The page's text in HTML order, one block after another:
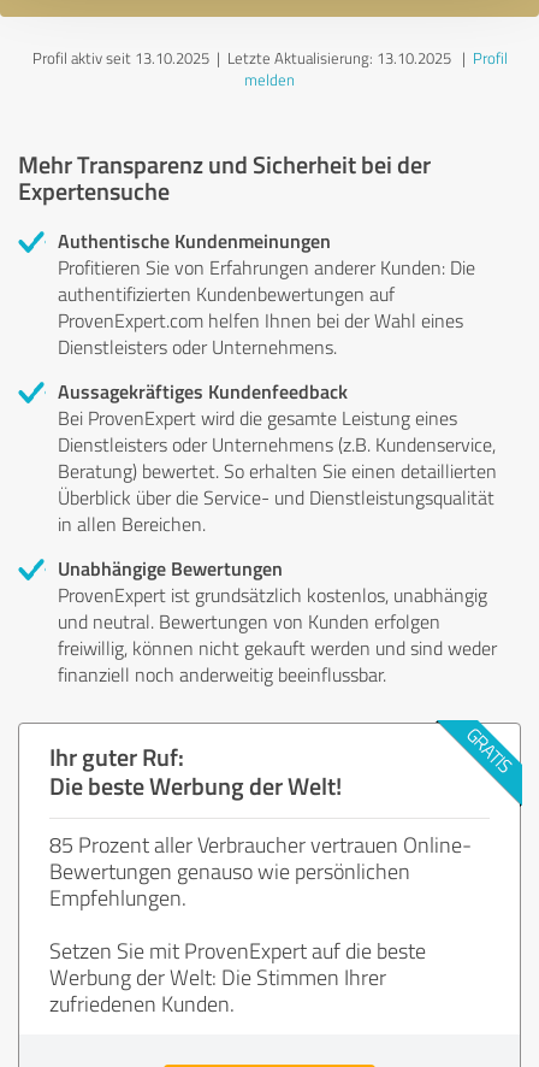
Profil aktiv seit 13.10.2025 | Letzte Aktualisierung: 13.10.2025| Profil
melden
Mehr Transparenz und Sicherheit bei der
Expertensuche
Authentische Kundenmeinungen
Profitieren Sie von Erfahrungen anderer Kunden: Die
authentifizierten Kundenbewertungen auf
ProvenExpert.com helfen Ihnen bei der Wahl eines
Dienstleisters oder Unternehmens.
Aussagekräftiges Kundenfeedback
Bei ProvenExpert wird die gesamte Leistung eines
Dienstleisters oder Unternehmens (z.B. Kundenservice,
Beratung) bewertet. So erhalten Sie einen detaillierten
Überblick über die Service- und Dienstleistungsqualität
in allen Bereichen.
Unabhängige Bewertungen
ProvenExpert ist grundsätzlich kostenlos, unabhängig
und neutral. Bewertungen von Kunden erfolgen
freiwillig, können nicht gekauft werden und sind weder
finanziell noch anderweitig beeinflussbar.
Ihr guter Ruf:
Die beste Werbung der Welt!
85 Prozent aller Verbraucher vertrauen Online-
Bewertungen genauso wie persönlichen
Empfehlungen.
Setzen Sie mit ProvenExpert auf die beste
Werbung der Welt: Die Stimmen Ihrer
zufriedenen Kunden.